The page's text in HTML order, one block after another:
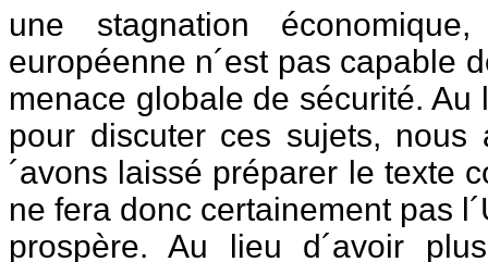
une stagnation
européenne n´est pas capable
menace globale de sécurité.
pour discuter ces sujets,
´avons laissé préparer le texte
ne fera donc certainement pas
prospère. Au lieu d´avoir